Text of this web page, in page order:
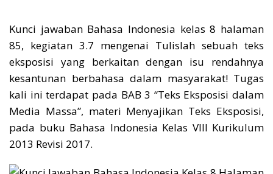
Kunci jawaban Bahasa Indonesia kelas 8 halaman
85, kegiatan 3.7 mengenai Tulislah sebuah teks
eksposisi yang berkaitan dengan isu rendahnya
kesantunan berbahasa dalam masyarakat! Tugas
kali ini terdapat pada BAB 3 “Teks Eksposisi dalam
Media Massa”, materi Menyajikan Teks Eksposisi,
pada buku Bahasa Indonesia Kelas VIII Kurikulum
2013 Revisi 2017.